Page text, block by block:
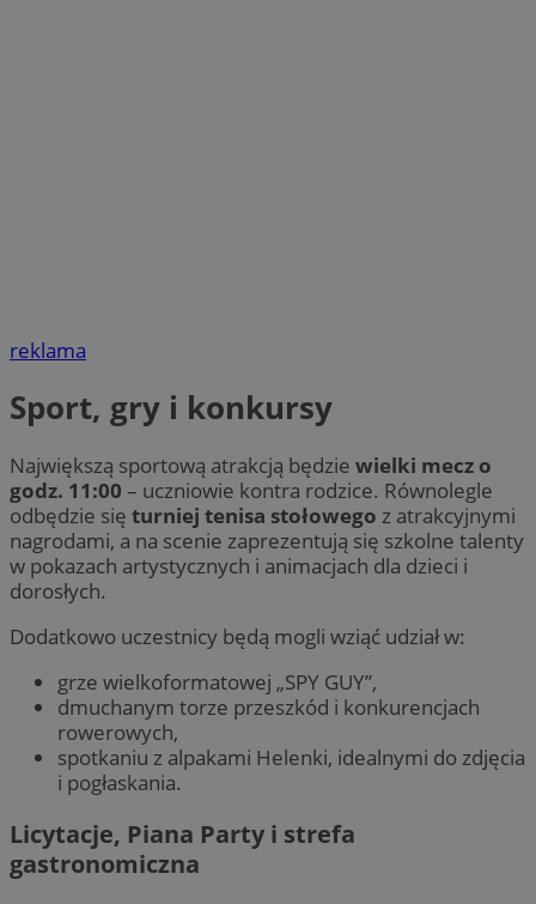
reklama
Sport, gry i konkursy
Największą sportową atrakcją będzie wielki mecz o
godz. 11:00 – uczniowie kontra rodzice. Równolegle
odbędzie się turniej tenisa stołowego z atrakcyjnymi
nagrodami, a na scenie zaprezentują się szkolne talenty
w pokazach artystycznych i animacjach dla dzieci i
dorosłych.
Dodatkowo uczestnicy będą mogli wziąć udział w:
grze wielkoformatowej „SPY GUY”,
dmuchanym torze przeszkód i konkurencjach
rowerowych,
spotkaniu z alpakami Helenki, idealnymi do zdjęcia
i pogłaskania.
Licytacje, Piana Party i strefa
gastronomiczna